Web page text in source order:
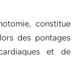
constitue
des pontages
et de